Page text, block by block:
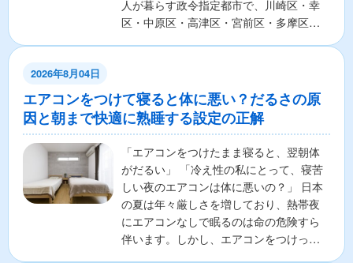
人が暮らす政令指定都市で、川崎区・幸
区・中原区・高津区・宮前区・多摩区・
2026年8月04日
エアコンをつけて寝ると体に悪い？だるさの原
因と朝まで快適に熟睡する設定の正解
「エアコンをつけたまま寝ると、翌朝体
がだるい」 「冷え性の私にとって、寝苦
しい夜のエアコンは体に悪いの？」 日本
の夏は年々厳しさを増しており、熱帯夜
にエアコンなしで眠るのは命の危険すら
伴います。しかし、エアコンをつけっぱ